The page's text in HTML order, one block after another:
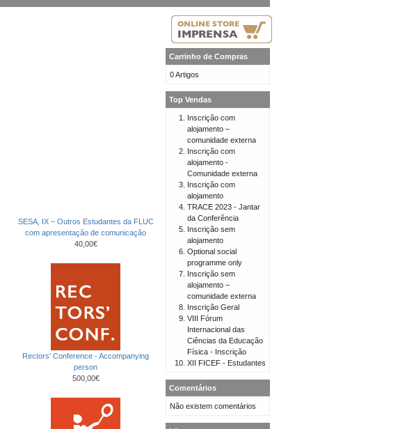
SESA, IX – Outros Estudantes da FLUC
com apresentação de comunicação
40,00€
Rectors' Conference - Accompanying
person
500,00€
Carrinho de Compras
0 Artigos
Top Vendas
Inscrição com
alojamento –
comunidade externa
Inscrição com
alojamento -
Comunidade externa
Inscrição com
alojamento
TRACE 2023 - Jantar
da Conferência
Inscrição sem
alojamento
Optional social
programme only
Inscrição sem
alojamento –
comunidade externa
Inscrição Geral
VIII Fórum
Internacional das
Ciências da Educação
Física - Inscrição
XII FICEF - Estudantes
Comentários
Não existem comentários